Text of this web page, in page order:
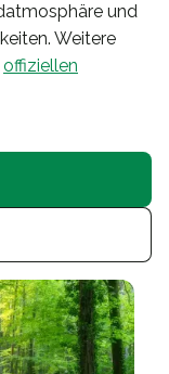
und
Weitere
offiziellen